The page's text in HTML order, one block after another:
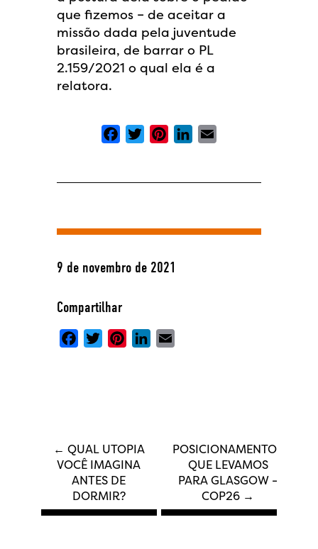
9 de novembro de 2021
Compartilhar
FacebookTwitter PinterestLinkedIn
que fizemos – de aceitar a
missão dada pela juventude
brasileira, de barrar o PL
2.159/2021 o qual ela é a
relatora.
FacebookTwitterPinterestLinkedIn
Navegação
de
Post
← QUAL UTOPIA
VOCÊ IMAGINA
ANTES DE
DORMIR?
POSICIONAMENTOS
QUE LEVAMOS
PARA GLASGOW –
COP26 →